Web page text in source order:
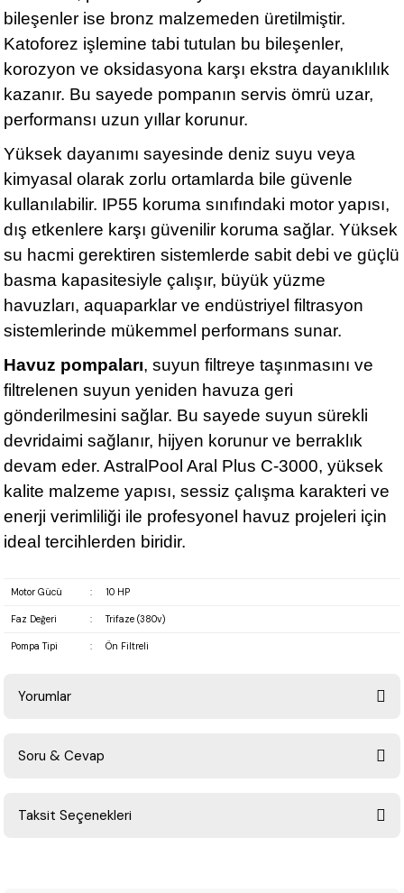
bileşenler ise bronz malzemeden üretilmiştir.
Katoforez işlemine tabi tutulan bu bileşenler,
korozyon ve oksidasyona karşı ekstra dayanıklılık
kazanır. Bu sayede pompanın servis ömrü uzar,
performansı uzun yıllar korunur.
Yüksek dayanımı sayesinde deniz suyu veya
kimyasal olarak zorlu ortamlarda bile güvenle
kullanılabilir. IP55 koruma sınıfındaki motor yapısı,
dış etkenlere karşı güvenilir koruma sağlar. Yüksek
su hacmi gerektiren sistemlerde sabit debi ve güçlü
basma kapasitesiyle çalışır, büyük yüzme
havuzları, aquaparklar ve endüstriyel filtrasyon
sistemlerinde mükemmel performans sunar.
Havuz pompaları, suyun filtreye taşınmasını ve
filtrelenen suyun yeniden havuza geri
gönderilmesini sağlar. Bu sayede suyun sürekli
devridaimi sağlanır, hijyen korunur ve berraklık
devam eder. AstralPool Aral Plus C-3000, yüksek
kalite malzeme yapısı, sessiz çalışma karakteri ve
enerji verimliliği ile profesyonel havuz projeleri için
ideal tercihlerden biridir.
Motor Gücü : 10 HP
Faz Değeri : Trifaze (380v)
Pompa Tipi : Ön Filtreli
Yorumlar
Soru & Cevap
Taksit Seçenekleri